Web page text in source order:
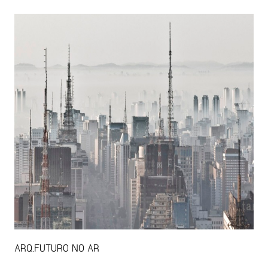
ARQ.FUTURO NO AR